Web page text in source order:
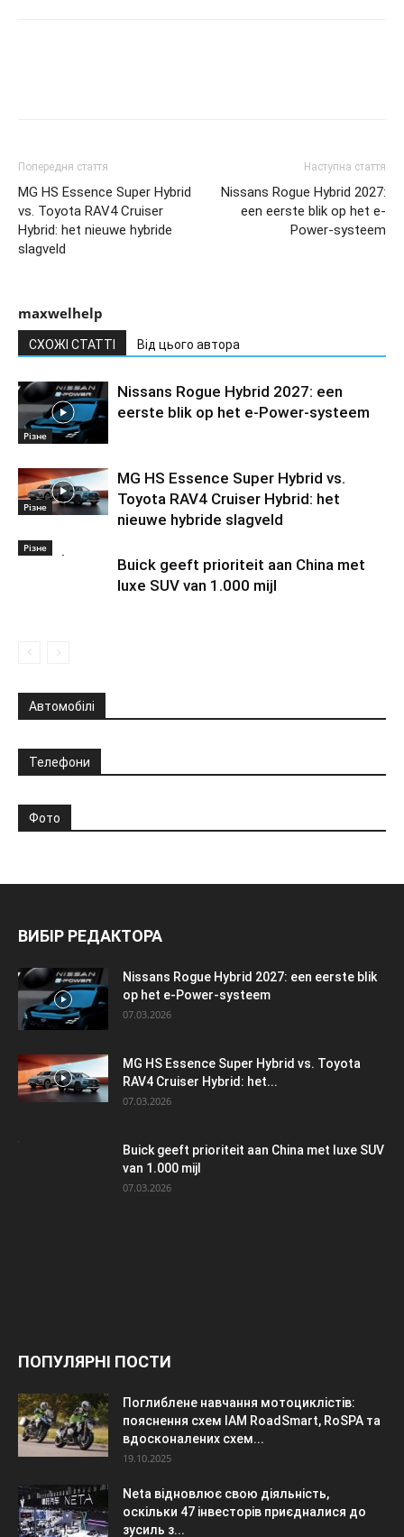
Попередня стаття
MG HS Essence Super Hybrid
vs. Toyota RAV4 Cruiser
Hybrid: het nieuwe hybride
slagveld
Наступна стаття
Nissans Rogue Hybrid 2027:
een eerste blik op het e-
Power-systeem
maxwelhelp
СХОЖІ СТАТТІ Від цього автора
Різне
Nissans Rogue Hybrid 2027: een
eerste blik op het e-Power-systeem
Різне
MG HS Essence Super Hybrid vs.
Toyota RAV4 Cruiser Hybrid: het
nieuwe hybride slagveld
Різне
Buick geeft prioriteit aan China met
luxe SUV van 1.000 mijl
Автомобілі
Телефони
Фото
ВИБІР РЕДАКТОРА
Nissans Rogue Hybrid 2027: een eerste blik
op het e-Power-systeem
07.03.2026
MG HS Essence Super Hybrid vs. Toyota
RAV4 Cruiser Hybrid: het...
07.03.2026
Buick geeft prioriteit aan China met luxe SUV
van 1.000 mijl
07.03.2026
ПОПУЛЯРНІ ПОСТИ
Поглиблене навчання мотоциклістів:
пояснення схем IAM RoadSmart, RoSPA та
вдосконалених схем...
19.10.2025
Neta відновлює свою діяльність,
оскільки 47 інвесторів приєдналися до
зусиль з...